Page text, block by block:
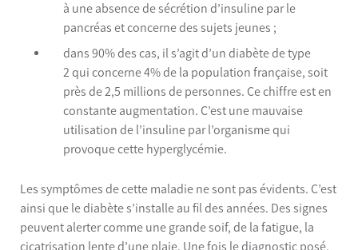
à une absence de sécrétion d’insuline par le
pancréas et concerne des sujets jeunes ;
dans 90% des cas, il s’agit d’un diabète de type
2 qui concerne 4% de la population française, soit
près de 2,5 millions de personnes. Ce chiffre est en
constante augmentation. C’est une mauvaise
utilisation de l’insuline par l’organisme qui
provoque cette hyperglycémie.
Les symptômes de cette maladie ne sont pas évidents. C’est
ainsi que le diabète s’installe au fil des années. Des signes
peuvent alerter comme une grande soif, de la fatigue, la
cicatrisation lente d’une plaie. Une fois le diagnostic posé,